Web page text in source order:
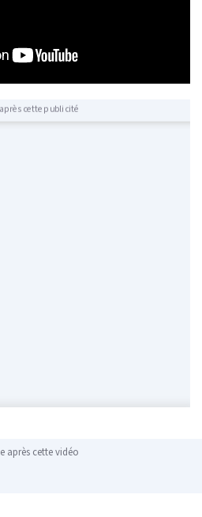
cette publicité
après cette vidéo